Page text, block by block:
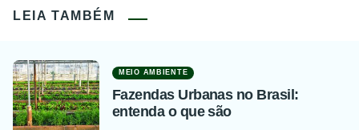
LEIA TAMBÉM
MEIO AMBIENTE
Fazendas Urbanas no Brasil:
entenda o que são